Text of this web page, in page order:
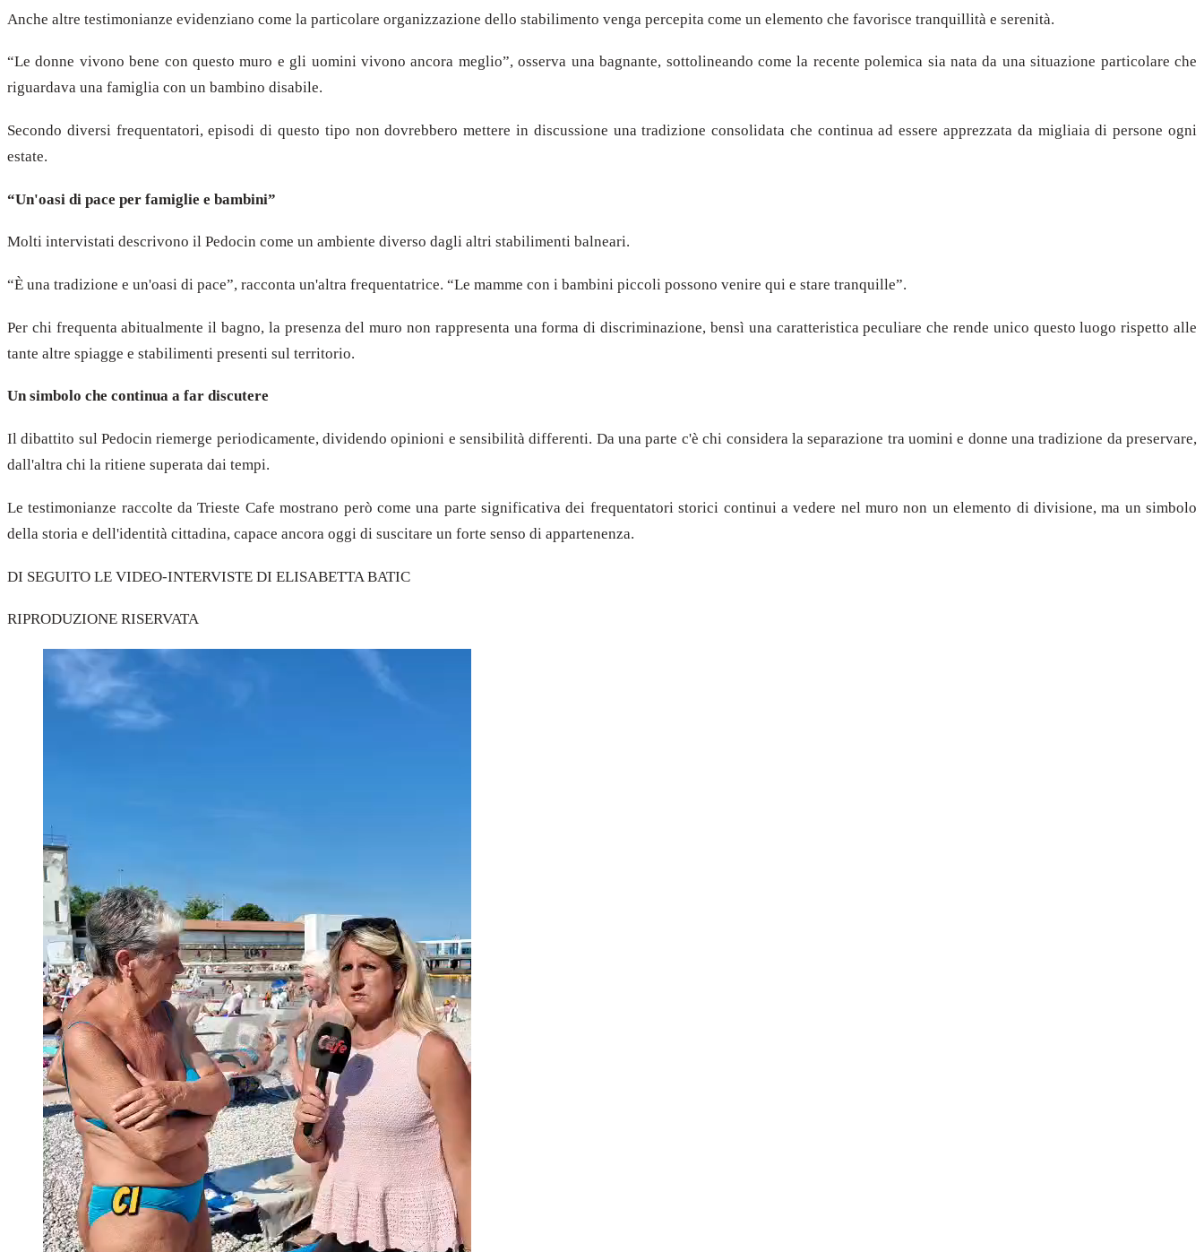
Anche altre testimonianze evidenziano come la particolare organizzazione dello stabilimento venga percepita come un elemento che favorisce tranquillità e serenità.
“Le donne vivono bene con questo muro e gli uomini vivono ancora meglio”, osserva una bagnante, sottolineando come la recente polemica sia nata da una situazione particolare che
riguardava una famiglia con un bambino disabile.
Secondo diversi frequentatori, episodi di questo tipo non dovrebbero mettere in discussione una tradizione consolidata che continua ad essere apprezzata da migliaia di persone ogni
estate.
“Un'oasi di pace per famiglie e bambini”
Molti intervistati descrivono il Pedocin come un ambiente diverso dagli altri stabilimenti balneari.
“È una tradizione e un'oasi di pace”, racconta un'altra frequentatrice. “Le mamme con i bambini piccoli possono venire qui e stare tranquille”.
Per chi frequenta abitualmente il bagno, la presenza del muro non rappresenta una forma di discriminazione, bensì una caratteristica peculiare che rende unico questo luogo rispetto alle
tante altre spiagge e stabilimenti presenti sul territorio.
Un simbolo che continua a far discutere
Il dibattito sul Pedocin riemerge periodicamente, dividendo opinioni e sensibilità differenti. Da una parte c'è chi considera la separazione tra uomini e donne una tradizione da preservare,
dall'altra chi la ritiene superata dai tempi.
Le testimonianze raccolte da Trieste Cafe mostrano però come una parte significativa dei frequentatori storici continui a vedere nel muro non un elemento di divisione, ma un simbolo
della storia e dell'identità cittadina, capace ancora oggi di suscitare un forte senso di appartenenza.
DI SEGUITO LE VIDEO-INTERVISTE DI ELISABETTA BATIC
RIPRODUZIONE RISERVATA